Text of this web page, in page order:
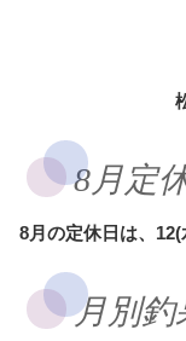
8月定
8月の定休日は、12(
月別釣